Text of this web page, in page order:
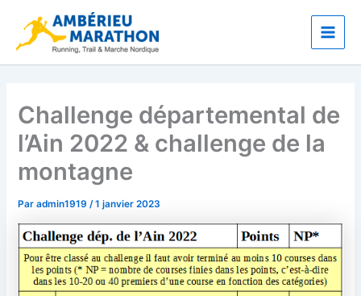
contenu
Main
Challenge départemental de
l’Ain 2022 & challenge de la
montagne
Paradmin1919/1 janvier 2023